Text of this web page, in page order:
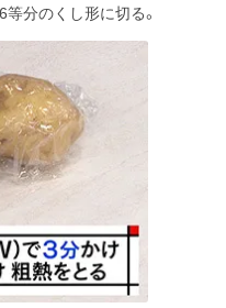
分のくし形に切る。